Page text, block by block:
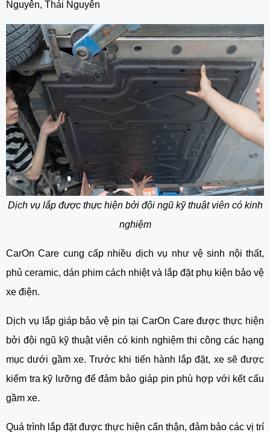
Nguyên, Thái Nguyên
Dịch vụ lắp được thực hiện bởi đội ngũ kỹ thuật viên có kinh
nghiệm
CarOn Care cung cấp nhiều dịch vụ như vệ sinh nội thất,
phủ ceramic, dán phim cách nhiệt và lắp đặt phụ kiện bảo vệ
xe điện.
Dịch vụ lắp giáp bảo vệ pin tại CarOn Care được thực hiện
bởi đội ngũ kỹ thuật viên có kinh nghiệm thi công các hạng
mục dưới gầm xe. Trước khi tiến hành lắp đặt, xe sẽ được
kiểm tra kỹ lưỡng để đảm bảo giáp pin phù hợp với kết cấu
gầm xe.
Quá trình lắp đặt được thực hiện cẩn thận, đảm bảo các vị trí